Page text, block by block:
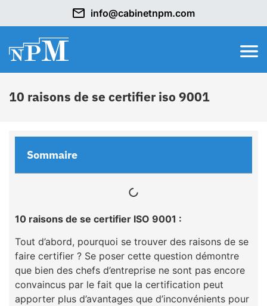
info@cabinetnpm.com
10 raisons de se certifier iso 9001
Sommaire
10 raisons de se certifier ISO 9001 :
Tout d’abord, pourquoi se trouver des raisons de se
faire certifier ? Se poser cette question démontre
que bien des chefs d’entreprise ne sont pas encore
convaincus par le fait que la certification peut
apporter plus d’avantages que d’inconvénients pour